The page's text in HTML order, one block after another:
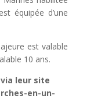
équipée d’une
est valable
10 ans.
via leur site
en-un-